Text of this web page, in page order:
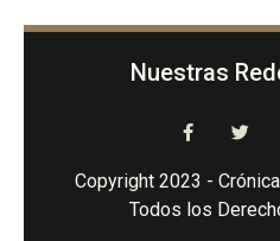
Nuestras
Copyright 2023 -
Todos los